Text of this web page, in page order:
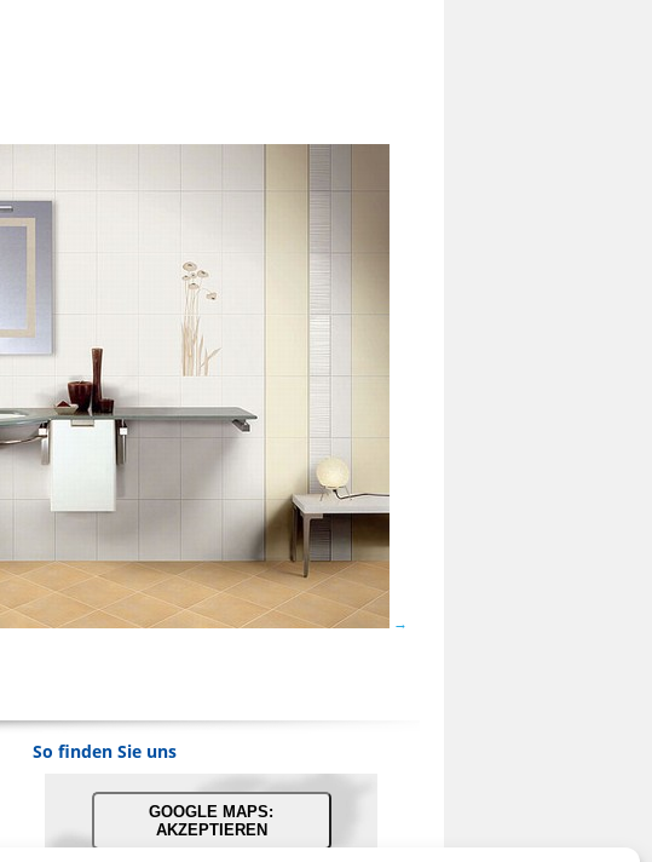
So finden Sie uns
GOOGLE MAPS:
AKZEPTIEREN